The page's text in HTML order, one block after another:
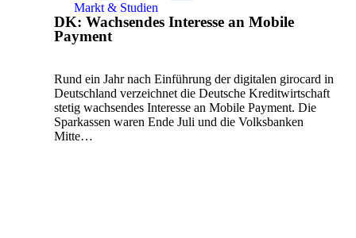
Markt & Studien
DK: Wachsendes Interesse an Mobile
Payment
Rund ein Jahr nach Einführung der digitalen girocard in
Deutschland verzeichnet die Deutsche Kreditwirtschaft
stetig wachsendes Interesse an Mobile Payment. Die
Sparkassen waren Ende Juli und die Volksbanken
Mitte…